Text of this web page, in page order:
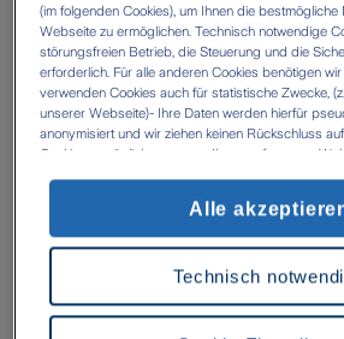
Auf Wunsch
Vermeidung der
Rechts
Bitte beachten Sie folgende
Steuerliche Aspekte können eine
der Abfassung Ihres Testaments
empfehlen daher, Ihre Pläne mit
Steuerberater zu besprechen.
(im folgenden Cookies), um Ihnen die
Webseite zu ermöglichen. Technisch notwendige
störungsfreien Betrieb, die Steuerung und die
erforderlich. Für alle anderen Cookies benötigen
verwenden Cookies auch für statistische Zwecke,
unserer Webseite)- Ihre Daten werden hierfür
anonymisiert und wir ziehen keinen Rückschluss
Cookies ermöglichen es uns, Ihnen auf unserer
akzeptieren' erlauben Sie uns die
Cookies durch uns oder unsere technologischen
Google Analytics) kann es zu einer
besteht dort das Risiko, dass Behörden die Daten
Technisch
Alle